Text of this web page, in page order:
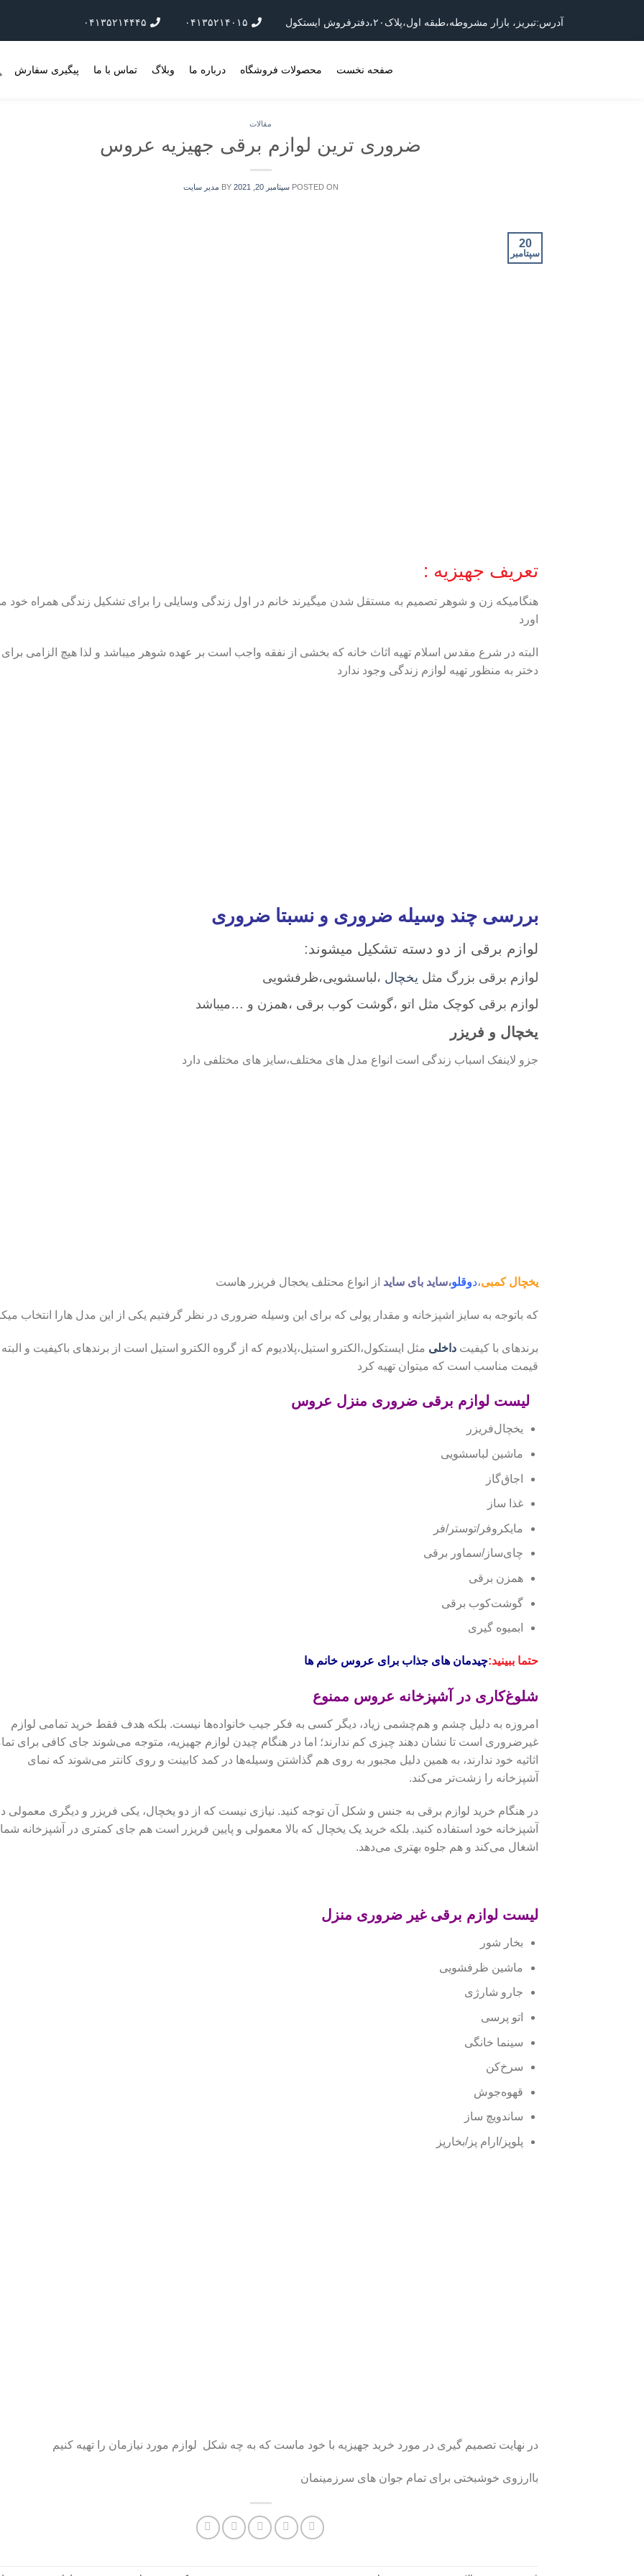
آدرس:تبریز، بازار مشروطه،طبقه اول،پلاک۲۰،دفترفروش ایستکول ۰۴۱۳۵۲۱۴۰۱۵ ۰۴۱۳۵۲۱۴۴۴۵
صفحه نخست محصولات فروشگاه درباره ما وبلاگ تماس با ما پیگیری سفارش
مقالات
ضروری ترین لوازم برقی جهیزیه عروس
POSTED ON سپتامبر 20, 2021 BY مدیر سایت
20
سپتامبر
تعریف جهیزیه :
هنگامیکه زن و شوهر تصمیم به مستقل شدن میگیرند خانم در اول زندگی وسایلی را برای تشکیل زندگی همراه خود
اورد
البته در شرع مقدس اسلام تهیه اثاث خانه که بخشی از نفقه واجب است بر عهده شوهر میباشد و لذا هیچ الزامی برای
دختر به منظور تهیه لوازم زندگی وجود ندارد
بررسی چند وسیله ضروری و نسبتا ضروری
لوازم برقی از دو دسته تشکیل میشوند:
لوازم برقی بزرگ مثل یخچال ،لباسشویی،ظرفشویی
لوازم برقی کوچک مثل اتو ،گوشت کوب برقی ،همزن و …میباشد
یخچال و فریزر
جزو لاینفک اسباب زندگی است انواع مدل های مختلف،سایز های مختلفی دارد
یخچال کمبی،دوقلو،ساید بای ساید از انواع محتلف یخجال فریزر هاست
که باتوجه به سایز اشپزخانه و مقدار پولی که برای این وسیله ضروری در نظر گرفتیم یکی از این مدل هارا انتخاب
برندهای با کیفیت داخلی مثل ایستکول،الکترو استیل،پلادیوم که از گروه الکترو استیل است از برندهای باکیفیت و البته
قیمت مناسب است که میتوان تهیه کرد
لیست لوازم برقی ضروری منزل عروس
یخچال‌فریزر
ماشین لباسشویی
اجاق‌گاز
غذا ساز
مایکروفر/توستر/فر
چای‌ساز/سماور برقی
همزن برقی
گوشت‌کوب برقی
ابمیوه گیری
حتما ببینید:چیدمان های جذاب برای عروس خانم ها
شلوغ‌کاری در آشپزخانه عروس ممنوع
امروزه به دلیل چشم و هم‌چشمی زیاد، دیگر کسی به فکر جیب خانواده‌ها نیست. بلکه هدف فقط خرید تمامی لوازم
غیرضروری است تا نشان دهند چیزی کم ندارند؛ اما در هنگام چیدن لوازم جهیزیه، متوجه می‌شوند جای کافی برای
اثاثیه خود ندارند، به همین دلیل مجبور به روی هم گذاشتن وسیله‌ها در کمد کابینت و روی کانتر می‌شوند که نمای
آشپزخانه را زشت‌تر می‌کند.
در هنگام خرید لوازم برقی به جنس و شکل آن توجه کنید. نیازی نیست که از دو یخچال، یکی فریزر و دیگری معمولی
آشپزخانه خود استفاده کنید. بلکه خرید یک یخچال که بالا معمولی و پایین فریزر است هم جای کمتری در آشپزخانه شما
اشغال می‌کند و هم جلوه بهتری می‌دهد.
لیست لوازم برقی غیر ضروری منزل
بخار شور
ماشین ظرفشویی
جارو شارژی
اتو پرسی
سینما خانگی
سرخ‌کن
قهوه‌جوش
ساندویچ ساز
پلوپز/ارام پز/بخارپز
در نهایت تصمیم گیری در مورد خرید جهیزیه با خود ماست که به چه شکل لوازم مورد نیازمان را تهیه کنیم
باارزوی خوشبختی برای تمام جوان های سرزمینمان